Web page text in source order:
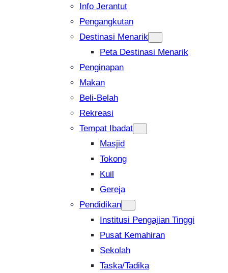
Info Jerantut
Pengangkutan
Destinasi Menarik
Peta Destinasi Menarik
Penginapan
Makan
Beli-Belah
Rekreasi
Tempat Ibadat
Masjid
Tokong
Kuil
Gereja
Pendidikan
Institusi Pengajian Tinggi
Pusat Kemahiran
Sekolah
Taska/Tadika